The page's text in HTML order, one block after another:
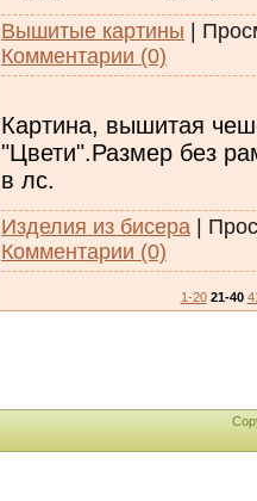
Вышитые картины |
Комментарии (0)
Картина, вышитая
"Цвети".Размер без
в лс.
Изделия из бисера |
Комментарии (0)
1-20 21-40